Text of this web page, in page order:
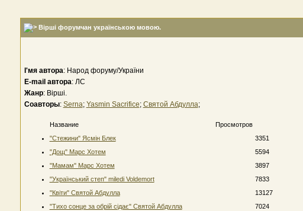
Вірші форумчан українською мовою.
І'мя автора: Народ форуму/України
E-mail автора: ЛС
Жанр: Вірші.
Соавторы: Serna; Yasmin Sacrifice; Святой Абдулла;
Название
Просмотров
"Стежини" Ясмін Блек
3351
"Дощ" Марс Хотем
5594
"Мамам" Марс Хотем
3897
"Український степ" miledi Voldemort
7833
"Квіти" Святой Абдулла
13127
"Тихо сонце за обрій сідає" Святой Абдулла
7024